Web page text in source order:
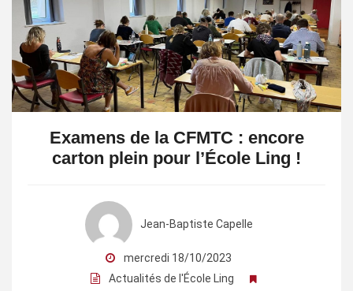
Examens de la CFMTC : encore
carton plein pour l’École Ling !
Jean-Baptiste Capelle
mercredi 18/10/2023
Actualités de l'École Ling